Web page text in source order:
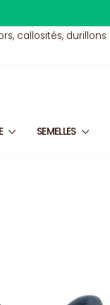
callosités, durillons
SEMELLES